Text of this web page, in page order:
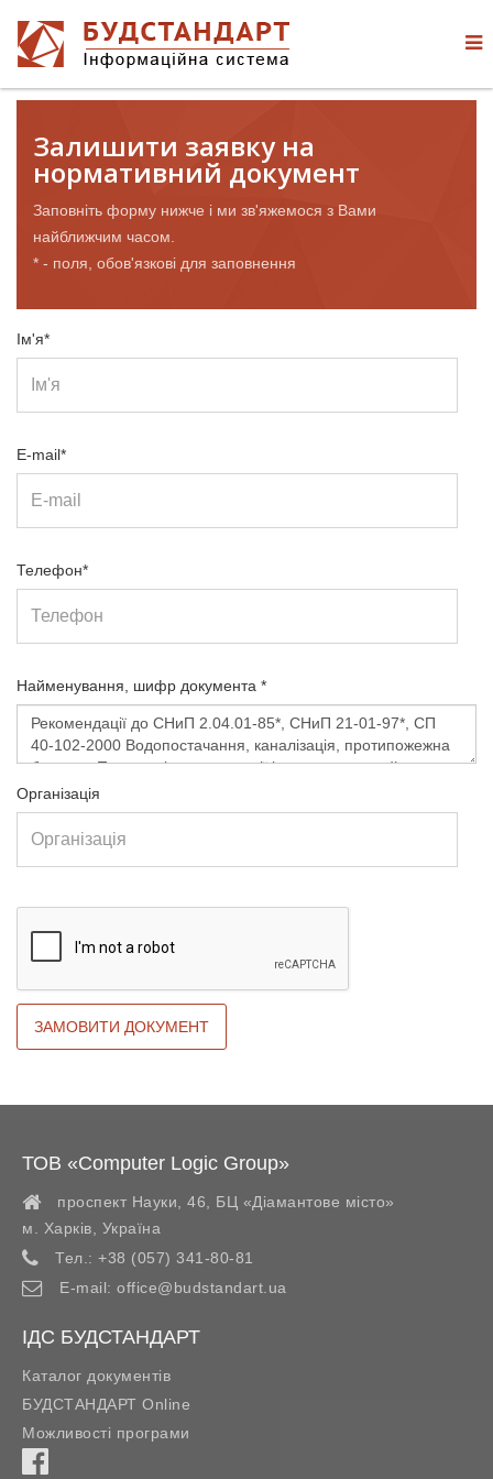
Залишити заявку на
нормативний документ
Заповніть форму нижче і ми зв'яжемося з Вами
найближчим часом.
* - поля, обов'язкові для заповнення
Ім'я*
E-mail*
Телефон*
Найменування, шифр документа *
Організація
ТОВ «Computer Logic Group»
проспект Науки, 46, БЦ «Діамантове місто»
м. Харків
Україна
Тел.: +38 (057) 341-80-81
E-mail: office@budstandart.ua
ІДС БУДСТАНДАРТ
Каталог документів
БУДСТАНДАРТ Online
Можливості програми